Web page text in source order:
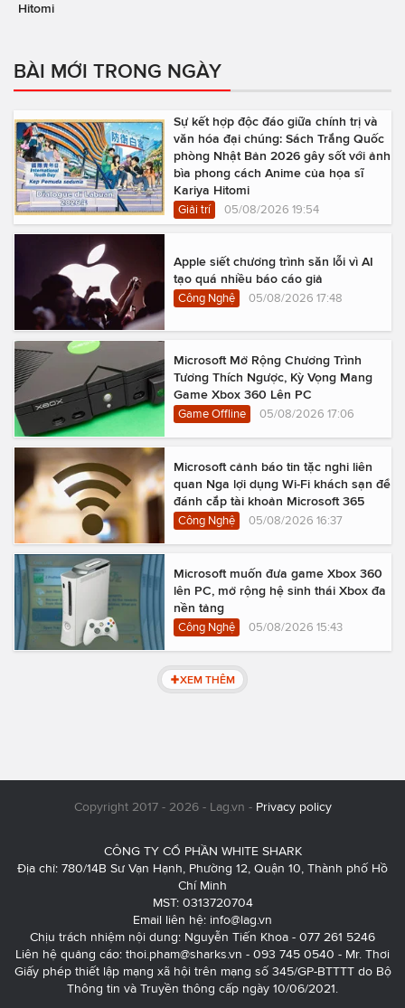
Hitomi
BÀI MỚI TRONG NGÀY
Sự kết hợp độc đáo giữa chính trị và
văn hóa đại chúng: Sách Trắng Quốc
phòng Nhật Bản 2026 gây sốt với ảnh
bìa phong cách Anime của họa sĩ
Kariya Hitomi
Giải trí 05/08/2026 19:54
Apple siết chương trình săn lỗi vì AI
tạo quá nhiều báo cáo giả
Công Nghệ 05/08/2026 17:48
Microsoft Mở Rộng Chương Trình
Tương Thích Ngược, Kỳ Vọng Mang
Game Xbox 360 Lên PC
Game Offline 05/08/2026 17:06
Microsoft cảnh báo tin tặc nghi liên
quan Nga lợi dụng Wi-Fi khách sạn để
đánh cắp tài khoản Microsoft 365
Công Nghệ 05/08/2026 16:37
Microsoft muốn đưa game Xbox 360
lên PC, mở rộng hệ sinh thái Xbox đa
nền tảng
Công Nghệ 05/08/2026 15:43
XEM THÊM
Copyright 2017 - 2026 - Lag.vn - Privacy policy
CÔNG TY CỔ PHẦN WHITE SHARK
Địa chỉ: 780/14B Sư Vạn Hạnh, Phường 12, Quận 10, Thành phố Hồ
Chí Minh
MST: 0313720704
Email liên hệ: info@lag.vn
Chịu trách nhiệm nội dung: Nguyễn Tiến Khoa - 077 261 5246
Liên hệ quảng cáo: thoi.pham@sharks.vn - 093 745 0540 - Mr. Thơi
Giấy phép thiết lập mạng xã hội trên mạng số 345/GP-BTTTT do Bộ
Thông tin và Truyền thông cấp ngày 10/06/2021.